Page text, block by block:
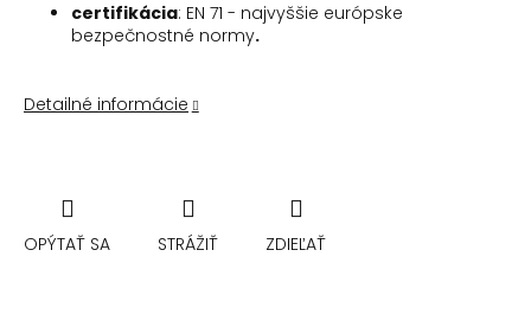
certifikácia: EN 71 - najvyššie európske
bezpečnostné normy.
Detailné informácie
OPÝTAŤ SA STRÁŽIŤ ZDIEĽAŤ